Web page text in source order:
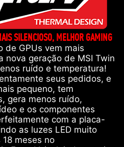
SILENCIOSO, MELHOR GAMING
de GPUs vem mais
nova geração de MSI Twin
ruído e temperatura!
seus pedidos, e
pequeno, tem
gera menos ruído,
e os componentes
com a placa-
as luzes LED muito
meses no